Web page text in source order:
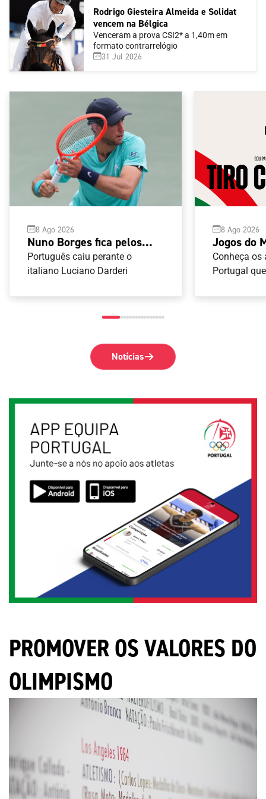
Rodrigo Giesteira Almeida e Solidat
vencem na Bélgica
Venceram a prova CSI2* a 1,40m em
formato contrarrelógio
31 Jul 2026
8 Ago 2026
Nuno Borges fica pelos
oitavos-de-final no Masters
1000 de Montreal
Português caiu perante o
italiano Luciano Darderi
8 Ago 2026
Jogos do
Taranto
Arco
Conheça os
Portugal
Notícias
PROMOVER OS VALORES DO
OLIMPISMO